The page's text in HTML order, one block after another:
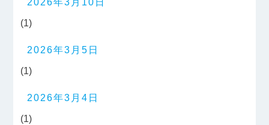
2026年3月10日
(1)
2026年3月5日
(1)
2026年3月4日
(1)